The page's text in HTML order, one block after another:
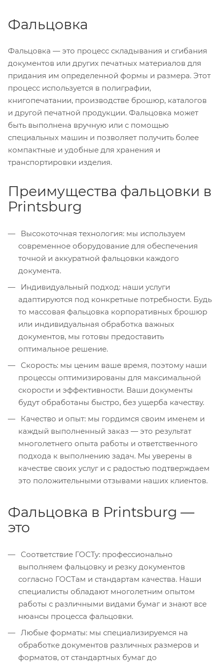
Фальцовка
Фальцовка — это процесс складывания и сгибания
документов или других печатных материалов для
придания им определенной формы и размера. Этот
процесс используется в полиграфии,
книгопечатании, производстве брошюр, каталогов
и другой печатной продукции. Фальцовка может
быть выполнена вручную или с помощью
специальных машин и позволяет получить более
компактные и удобные для хранения и
транспортировки изделия.
Преимущества фальцовки в
Printsburg
Высокоточная технология: мы используем
современное оборудование для обеспечения
точной и аккуратной фальцовки каждого
документа.
Индивидуальный подход: наши услуги
адаптируются под конкретные потребности. Будь
то массовая фальцовка корпоративных брошюр
или индивидуальная обработка важных
документов, мы готовы предоставить
оптимальное решение.
Скорость: мы ценим ваше время, поэтому наши
процессы оптимизированы для максимальной
скорости и эффективности. Ваши документы
будут обработаны быстро, без ущерба качеству.
Качество и опыт: мы гордимся своим именем и
каждый выполненный заказ — это результат
многолетнего опыта работы и ответственного
подхода к выполнению задач. Мы уверены в
качестве своих услуг и с радостью подтверждаем
это положительными отзывами наших клиентов.
Фальцовка в Printsburg —
это
Соответствие ГОСТу: профессионально
выполняем фальцовку и резку документов
согласно ГОСТам и стандартам качества. Наши
специалисты обладают многолетним опытом
работы с различными видами бумаг и знают все
нюансы процесса фальцовки.
Любые форматы: мы специализируемся на
обработке документов различных размеров и
форматов, от стандартных бумаг до